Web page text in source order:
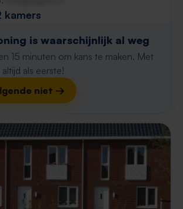
kamers
is waarschijnlijk al weg
15 minuten om kans te maken. Met
als eerste!
niet →